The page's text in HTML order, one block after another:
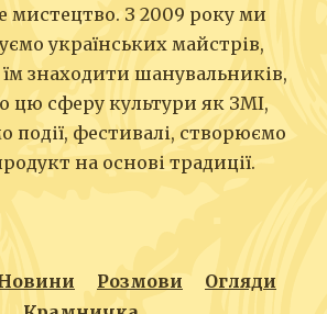
мистецтво. З 2009 року ми
українських майстрів,
знаходити шанувальників,
цю сферу культури як ЗМІ,
події, фестивалі, створюємо
на основі традиції.
Розмови
Огляди